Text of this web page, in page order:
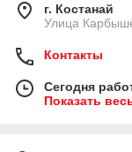
г. Костанай
Улица
Контакты
Сегодня
Показать